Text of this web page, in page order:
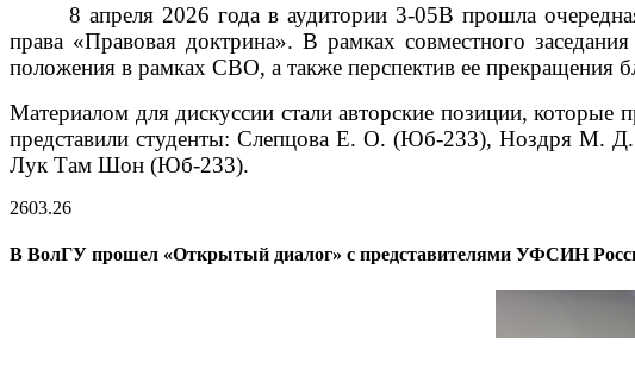
8 апреля 2026 года в аудитории 3-05В прошла
права «Правовая доктрина». В рамках совместного
положения в рамках СВО, а также перспектив ее прекращения
Материалом для дискуссии стали авторские позиции,
представили студенты: Слепцова Е. О. (Юб-233), Ноздря М.
Лук Там Шон (Юб-233).
2603.26
В ВолГУ прошел «Открытый диалог» с представителями УФСИН